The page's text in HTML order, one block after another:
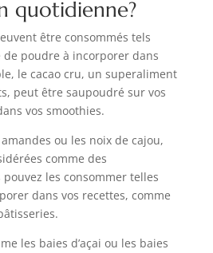
quotidienne?
être consommés tels
poudre à incorporer dans
le cacao cru, un superaliment
peut être saupoudré sur vos
vos smoothies.
ou les noix de cajou,
comme des
les consommer telles
dans vos recettes, comme
les baies d’açai ou les baies